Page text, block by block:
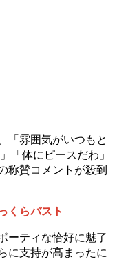
「雰囲気がいつもと
「体にピースだわ」
称賛コメントが殺到
くらバスト
ーティな恰好に魅了
に支持が高まったに